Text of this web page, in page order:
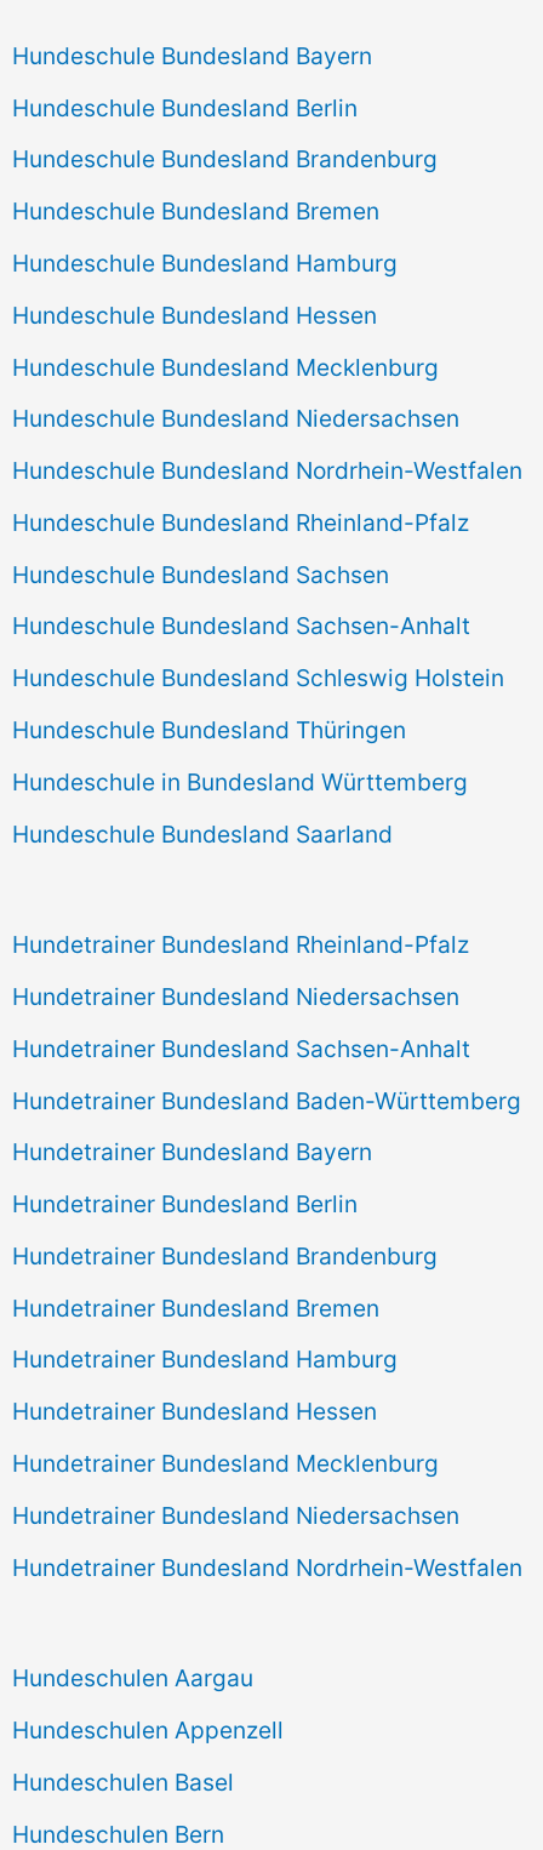
Hundeschule Bundesland Bayern
Hundeschule Bundesland Berlin
Hundeschule Bundesland Brandenburg
Hundeschule Bundesland Bremen
Hundeschule Bundesland Hamburg
Hundeschule Bundesland Hessen
Hundeschule Bundesland Mecklenburg
Hundeschule Bundesland Niedersachsen
Hundeschule Bundesland Nordrhein-Westfalen
Hundeschule Bundesland Rheinland-Pfalz
Hundeschule Bundesland Sachsen
Hundeschule Bundesland Sachsen-Anhalt
Hundeschule Bundesland Schleswig Holstein
Hundeschule Bundesland Thüringen
Hundeschule in Bundesland Württemberg
Hundeschule Bundesland Saarland
Hundetrainer Bundesland Rheinland-Pfalz
Hundetrainer Bundesland Niedersachsen
Hundetrainer Bundesland Sachsen-Anhalt
Hundetrainer Bundesland Baden-Württemberg
Hundetrainer Bundesland Bayern
Hundetrainer Bundesland Berlin
Hundetrainer Bundesland Brandenburg
Hundetrainer Bundesland Bremen
Hundetrainer Bundesland Hamburg
Hundetrainer Bundesland Hessen
Hundetrainer Bundesland Mecklenburg
Hundetrainer Bundesland Niedersachsen
Hundetrainer Bundesland Nordrhein-Westfalen
Hundeschulen Aargau
Hundeschulen Appenzell
Hundeschulen Basel
Hundeschulen Bern